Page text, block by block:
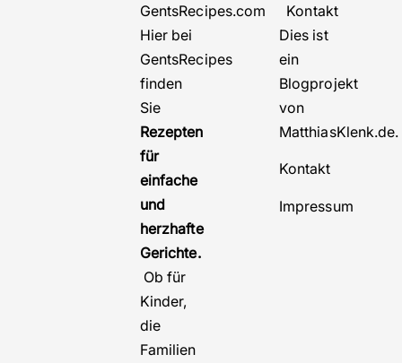
GentsRecipes.com
Hier bei
GentsRecipes
finden
Sie
Rezepten
für
einfache
und
herzhafte
Gerichte.
Ob für
Kinder,
die
Familien
Kontakt
Dies ist
ein
Blogprojekt
von
MatthiasKlenk.de.
Kontakt
Impressum